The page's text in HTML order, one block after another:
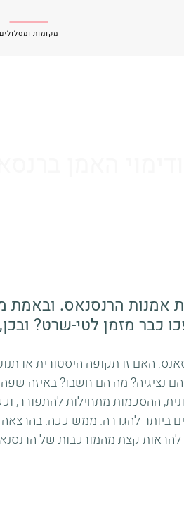
מקומות ומסלולים
אמנות הרנסנאס. ובאמת
כבר מזמן לטי-שרט?
האם זו תקופה היסטורית או
נציגיה? מה הם חשבו? באיזה
ההסכמות מתחילות להתפורר,
ביותר להגדרה. ממש ככה.
להראות קצת מהמורכבות של